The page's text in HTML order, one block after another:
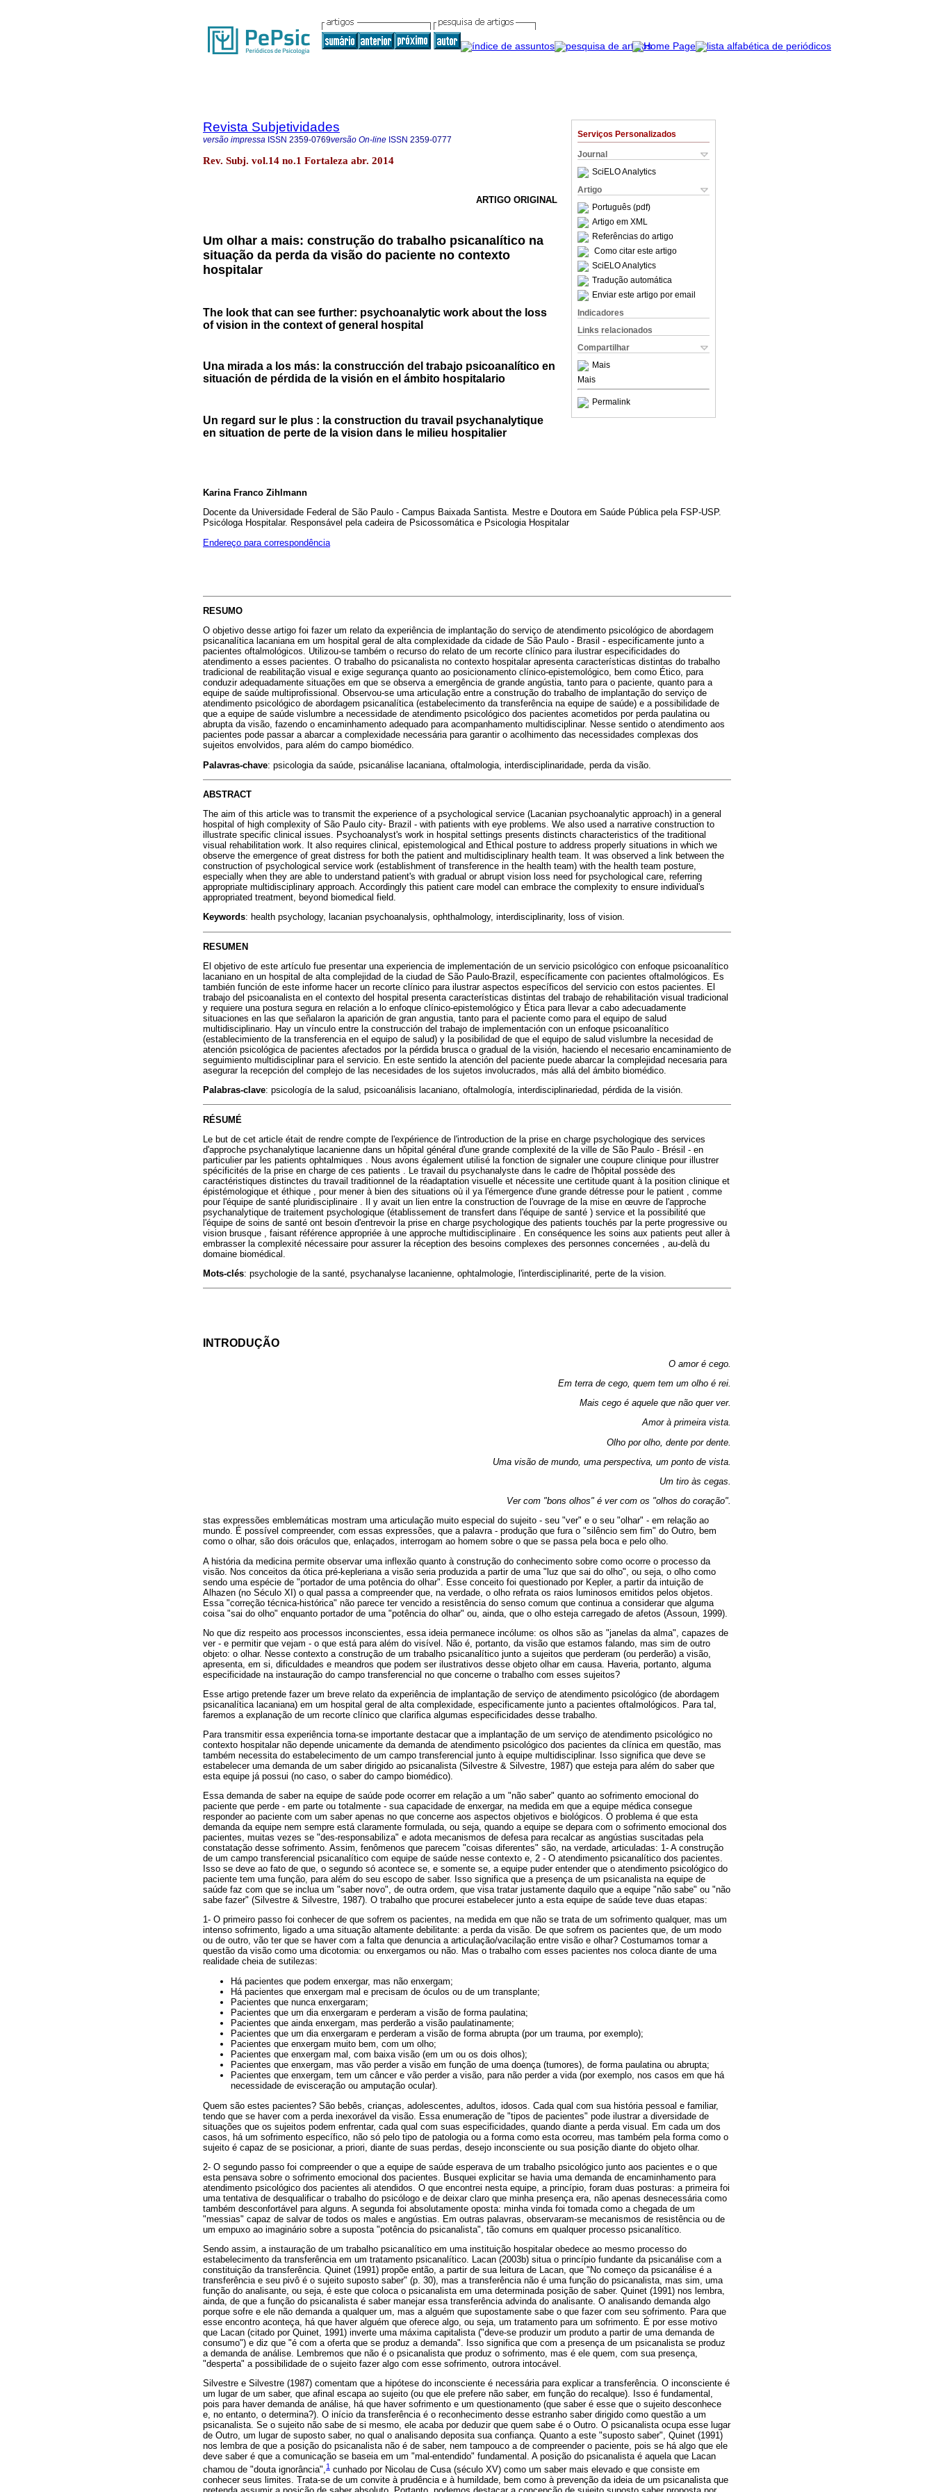
Serviços Personalizados
Journal
SciELO Analytics
Artigo
Português (pdf)
Artigo em XML
Referências do artigo
Como citar este artigo
SciELO Analytics
Tradução automática
Enviar este artigo por email
Indicadores
Links relacionados
Compartilhar
Mais
Mais
Permalink
Revista Subjetividades
versão impressa ISSN 2359-0769versão On-line ISSN 2359-0777
Rev. Subj. vol.14 no.1 Fortaleza abr. 2014
ARTIGO ORIGINAL
Um olhar a mais: construção do trabalho psicanalítico na
situação da perda da visão do paciente no contexto
hospitalar
The look that can see further: psychoanalytic work about the loss
of vision in the context of general hospital
Una mirada a los más: la construcción del trabajo psicoanalítico en
situación de pérdida de la visión en el ámbito hospitalario
Un regard sur le plus : la construction du travail psychanalytique
en situation de perte de la vision dans le milieu hospitalier
Karina Franco Zihlmann
Docente da Universidade Federal de São Paulo - Campus Baixada Santista. Mestre e Doutora em Saúde Pública pela FSP-USP.
Psicóloga Hospitalar. Responsável pela cadeira de Psicossomática e Psicologia Hospitalar
Endereço para correspondência
RESUMO
O objetivo desse artigo foi fazer um relato da experiência de implantação do serviço de atendimento psicológico de abordagem
psicanalítica lacaniana em um hospital geral de alta complexidade da cidade de São Paulo - Brasil - especificamente junto a
pacientes oftalmológicos. Utilizou-se também o recurso do relato de um recorte clínico para ilustrar especificidades do
atendimento a esses pacientes. O trabalho do psicanalista no contexto hospitalar apresenta características distintas do trabalho
tradicional de reabilitação visual e exige segurança quanto ao posicionamento clínico-epistemológico, bem como Ético, para
conduzir adequadamente situações em que se observa a emergência de grande angústia, tanto para o paciente, quanto para a
equipe de saúde multiprofissional. Observou-se uma articulação entre a construção do trabalho de implantação do serviço de
atendimento psicológico de abordagem psicanalítica (estabelecimento da transferência na equipe de saúde) e a possibilidade de
que a equipe de saúde vislumbre a necessidade de atendimento psicológico dos pacientes acometidos por perda paulatina ou
abrupta da visão, fazendo o encaminhamento adequado para acompanhamento multidisciplinar. Nesse sentido o atendimento aos
pacientes pode passar a abarcar a complexidade necessária para garantir o acolhimento das necessidades complexas dos
sujeitos envolvidos, para além do campo biomédico.
Palavras-chave: psicologia da saúde, psicanálise lacaniana, oftalmologia, interdisciplinaridade, perda da visão.
ABSTRACT
The aim of this article was to transmit the experience of a psychological service (Lacanian psychoanalytic approach) in a general
hospital of high complexity of São Paulo city- Brazil - with patients with eye problems. We also used a narrative construction to
illustrate specific clinical issues. Psychoanalyst's work in hospital settings presents distincts characteristics of the traditional
visual rehabilitation work. It also requires clinical, epistemological and Ethical posture to address properly situations in which we
observe the emergence of great distress for both the patient and multidisciplinary health team. It was observed a link between the
construction of psychological service work (establishment of transference in the health team) with the health team posture,
especially when they are able to understand patient's with gradual or abrupt vision loss need for psychological care, referring
appropriate multidisciplinary approach. Accordingly this patient care model can embrace the complexity to ensure individual's
appropriated treatment, beyond biomedical field.
Keywords: health psychology, lacanian psychoanalysis, ophthalmology, interdisciplinarity, loss of vision.
RESUMEN
El objetivo de este artículo fue presentar una experiencia de implementación de un servicio psicológico con enfoque psicoanalítico
lacaniano en un hospital de alta complejidad de la ciudad de São Paulo-Brazil, específicamente con pacientes oftalmológicos. Es
también función de este informe hacer un recorte clínico para ilustrar aspectos específicos del servicio con estos pacientes. El
trabajo del psicoanalista en el contexto del hospital presenta características distintas del trabajo de rehabilitación visual tradicional
y requiere una postura segura en relación a lo enfoque clínico-epistemológico y Ética para llevar a cabo adecuadamente
situaciones en las que señalaron la aparición de gran angustia, tanto para el paciente como para el equipo de salud
multidisciplinario. Hay un vínculo entre la construcción del trabajo de implementación con un enfoque psicoanalítico
(establecimiento de la transferencia en el equipo de salud) y la posibilidad de que el equipo de salud vislumbre la necesidad de
atención psicológica de pacientes afectados por la pérdida brusca o gradual de la visión, haciendo el necesario encaminamiento de
seguimiento multidisciplinar para el servicio. En este sentido la atención del paciente puede abarcar la complejidad necesaria para
asegurar la recepción del complejo de las necesidades de los sujetos involucrados, más allá del ámbito biomédico.
Palabras-clave: psicología de la salud, psicoanálisis lacaniano, oftalmología, interdisciplinariedad, pérdida de la visión.
RÉSUMÉ
Le but de cet article était de rendre compte de l'expérience de l'introduction de la prise en charge psychologique des services
d'approche psychanalytique lacanienne dans un hôpital général d'une grande complexité de la ville de São Paulo - Brésil - en
particulier par les patients ophtalmiques . Nous avons également utilisé la fonction de signaler une coupure clinique pour illustrer
spécificités de la prise en charge de ces patients . Le travail du psychanalyste dans le cadre de l'hôpital possède des
caractéristiques distinctes du travail traditionnel de la réadaptation visuelle et nécessite une certitude quant à la position clinique et
épistémologique et éthique , pour mener à bien des situations où il ya l'émergence d'une grande détresse pour le patient , comme
pour l'équipe de santé pluridisciplinaire . Il y avait un lien entre la construction de l'ouvrage de la mise en œuvre de l'approche
psychanalytique de traitement psychologique (établissement de transfert dans l'équipe de santé ) service et la possibilité que
l'équipe de soins de santé ont besoin d'entrevoir la prise en charge psychologique des patients touchés par la perte progressive ou
vision brusque , faisant référence appropriée à une approche multidisciplinaire . En conséquence les soins aux patients peut aller à
embrasser la complexité nécessaire pour assurer la réception des besoins complexes des personnes concernées , au-delà du
domaine biomédical.
Mots-clés: psychologie de la santé, psychanalyse lacanienne, ophtalmologie, l'interdisciplinarité, perte de la vision.
INTRODUÇÃO
O amor é cego.
Em terra de cego, quem tem um olho é rei.
Mais cego é aquele que não quer ver.
Amor à primeira vista.
Olho por olho, dente por dente.
Uma visão de mundo, uma perspectiva, um ponto de vista.
Um tiro às cegas.
Ver com "bons olhos" é ver com os "olhos do coração".
stas expressões emblemáticas mostram uma articulação muito especial do sujeito - seu "ver" e o seu "olhar" - em relação ao
mundo. É possível compreender, com essas expressões, que a palavra - produção que fura o "silêncio sem fim" do Outro, bem
como o olhar, são dois oráculos que, enlaçados, interrogam ao homem sobre o que se passa pela boca e pelo olho.
A história da medicina permite observar uma inflexão quanto à construção do conhecimento sobre como ocorre o processo da
visão. Nos conceitos da ótica pré-kepleriana a visão seria produzida a partir de uma "luz que sai do olho", ou seja, o olho como
sendo uma espécie de "portador de uma potência do olhar". Esse conceito foi questionado por Kepler, a partir da intuição de
Alhazen (no Século XI) o qual passa a compreender que, na verdade, o olho refrata os raios luminosos emitidos pelos objetos.
Essa "correção técnica-histórica" não parece ter vencido a resistência do senso comum que continua a considerar que alguma
coisa "sai do olho" enquanto portador de uma "potência do olhar" ou, ainda, que o olho esteja carregado de afetos (Assoun, 1999).
No que diz respeito aos processos inconscientes, essa ideia permanece incólume: os olhos são as "janelas da alma", capazes de
ver - e permitir que vejam - o que está para além do visível. Não é, portanto, da visão que estamos falando, mas sim de outro
objeto: o olhar. Nesse contexto a construção de um trabalho psicanalítico junto a sujeitos que perderam (ou perderão) a visão,
apresenta, em si, dificuldades e meandros que podem ser ilustrativos desse objeto olhar em causa. Haveria, portanto, alguma
especificidade na instauração do campo transferencial no que concerne o trabalho com esses sujeitos?
Esse artigo pretende fazer um breve relato da experiência de implantação de serviço de atendimento psicológico (de abordagem
psicanalítica lacaniana) em um hospital geral de alta complexidade, especificamente junto a pacientes oftalmológicos. Para tal,
faremos a explanação de um recorte clínico que clarifica algumas especificidades desse trabalho.
Para transmitir essa experiência torna-se importante destacar que a implantação de um serviço de atendimento psicológico no
contexto hospitalar não depende unicamente da demanda de atendimento psicológico dos pacientes da clínica em questão, mas
também necessita do estabelecimento de um campo transferencial junto à equipe multidisciplinar. Isso significa que deve se
estabelecer uma demanda de um saber dirigido ao psicanalista (Silvestre & Silvestre, 1987) que esteja para além do saber que
esta equipe já possui (no caso, o saber do campo biomédico).
Essa demanda de saber na equipe de saúde pode ocorrer em relação a um "não saber" quanto ao sofrimento emocional do
paciente que perde - em parte ou totalmente - sua capacidade de enxergar, na medida em que a equipe médica consegue
responder ao paciente com um saber apenas no que concerne aos aspectos objetivos e biológicos. O problema é que esta
demanda da equipe nem sempre está claramente formulada, ou seja, quando a equipe se depara com o sofrimento emocional dos
pacientes, muitas vezes se "des-responsabiliza" e adota mecanismos de defesa para recalcar as angústias suscitadas pela
constatação desse sofrimento. Assim, fenômenos que parecem "coisas diferentes" são, na verdade, articuladas: 1- A construção
de um campo transferencial psicanalítico com equipe de saúde nesse contexto e, 2 - O atendimento psicanalítico dos pacientes.
Isso se deve ao fato de que, o segundo só acontece se, e somente se, a equipe puder entender que o atendimento psicológico do
paciente tem uma função, para além do seu escopo de saber. Isso significa que a presença de um psicanalista na equipe de
saúde faz com que se inclua um "saber novo", de outra ordem, que visa tratar justamente daquilo que a equipe "não sabe" ou "não
sabe fazer" (Silvestre & Silvestre, 1987). O trabalho que procurei estabelecer junto a esta equipe de saúde teve duas etapas:
1- O primeiro passo foi conhecer de que sofrem os pacientes, na medida em que não se trata de um sofrimento qualquer, mas um
intenso sofrimento, ligado a uma situação altamente debilitante: a perda da visão. De que sofrem os pacientes que, de um modo
ou de outro, vão ter que se haver com a falta que denuncia a articulação/vacilação entre visão e olhar? Costumamos tomar a
questão da visão como uma dicotomia: ou enxergamos ou não. Mas o trabalho com esses pacientes nos coloca diante de uma
realidade cheia de sutilezas:
Há pacientes que podem enxergar, mas não enxergam;
Há pacientes que enxergam mal e precisam de óculos ou de um transplante;
Pacientes que nunca enxergaram;
Pacientes que um dia enxergaram e perderam a visão de forma paulatina;
Pacientes que ainda enxergam, mas perderão a visão paulatinamente;
Pacientes que um dia enxergaram e perderam a visão de forma abrupta (por um trauma, por exemplo);
Pacientes que enxergam muito bem, com um olho;
Pacientes que enxergam mal, com baixa visão (em um ou os dois olhos);
Pacientes que enxergam, mas vão perder a visão em função de uma doença (tumores), de forma paulatina ou abrupta;
Pacientes que enxergam, tem um câncer e vão perder a visão, para não perder a vida (por exemplo, nos casos em que há
necessidade de evisceração ou amputação ocular).
Quem são estes pacientes? São bebês, crianças, adolescentes, adultos, idosos. Cada qual com sua história pessoal e familiar,
tendo que se haver com a perda inexorável da visão. Essa enumeração de "tipos de pacientes" pode ilustrar a diversidade de
situações que os sujeitos podem enfrentar, cada qual com suas especificidades, quando diante a perda visual. Em cada um dos
casos, há um sofrimento específico, não só pelo tipo de patologia ou a forma como esta ocorreu, mas também pela forma como o
sujeito é capaz de se posicionar, a priori, diante de suas perdas, desejo inconsciente ou sua posição diante do objeto olhar.
2- O segundo passo foi compreender o que a equipe de saúde esperava de um trabalho psicológico junto aos pacientes e o que
esta pensava sobre o sofrimento emocional dos pacientes. Busquei explicitar se havia uma demanda de encaminhamento para
atendimento psicológico dos pacientes ali atendidos. O que encontrei nesta equipe, a princípio, foram duas posturas: a primeira foi
uma tentativa de desqualificar o trabalho do psicólogo e de deixar claro que minha presença era, não apenas desnecessária como
também desconfortável para alguns. A segunda foi absolutamente oposta: minha vinda foi tomada como a chegada de um
"messias" capaz de salvar de todos os males e angústias. Em outras palavras, observaram-se mecanismos de resistência ou de
um empuxo ao imaginário sobre a suposta "potência do psicanalista", tão comuns em qualquer processo psicanalítico.
Sendo assim, a instauração de um trabalho psicanalítico em uma instituição hospitalar obedece ao mesmo processo do
estabelecimento da transferência em um tratamento psicanalítico. Lacan (2003b) situa o princípio fundante da psicanálise com a
constituição da transferência. Quinet (1991) propõe então, a partir de sua leitura de Lacan, que "No começo da psicanálise é a
transferência e seu pivô é o sujeito suposto saber" (p. 30), mas a transferência não é uma função do psicanalista, mas sim, uma
função do analisante, ou seja, é este que coloca o psicanalista em uma determinada posição de saber. Quinet (1991) nos lembra,
ainda, de que a função do psicanalista é saber manejar essa transferência advinda do analisante. O analisando demanda algo
porque sofre e ele não demanda a qualquer um, mas a alguém que supostamente sabe o que fazer com seu sofrimento. Para que
esse encontro aconteça, há que haver alguém que oferece algo, ou seja, um tratamento para um sofrimento. É por esse motivo
que Lacan (citado por Quinet, 1991) inverte uma máxima capitalista ("deve-se produzir um produto a partir de uma demanda de
consumo") e diz que "é com a oferta que se produz a demanda". Isso significa que com a presença de um psicanalista se produz
a demanda de análise. Lembremos que não é o psicanalista que produz o sofrimento, mas é ele quem, com sua presença,
"desperta" a possibilidade de o sujeito fazer algo com esse sofrimento, outrora intocável.
Silvestre e Silvestre (1987) comentam que a hipótese do inconsciente é necessária para explicar a transferência. O inconsciente é
um lugar de um saber, que afinal escapa ao sujeito (ou que ele prefere não saber, em função do recalque). Isso é fundamental,
pois para haver demanda de análise, há que haver sofrimento e um questionamento (que saber é esse que o sujeito desconhece
e, no entanto, o determina?). O início da transferência é o reconhecimento desse estranho saber dirigido como questão a um
psicanalista. Se o sujeito não sabe de si mesmo, ele acaba por deduzir que quem sabe é o Outro. O psicanalista ocupa esse lugar
de Outro, um lugar de suposto saber, no qual o analisando deposita sua confiança. Quanto a este "suposto saber", Quinet (1991)
nos lembra de que a posição do psicanalista não é de saber, nem tampouco a de compreender o paciente, pois se há algo que ele
deve saber é que a comunicação se baseia em um "mal-entendido" fundamental. A posição do psicanalista é aquela que Lacan
chamou de "douta ignorância", 1 cunhado por Nicolau de Cusa (século XV) como um saber mais elevado e que consiste em
conhecer seus limites. Trata-se de um convite à prudência e à humildade, bem como à prevenção da ideia de um psicanalista que